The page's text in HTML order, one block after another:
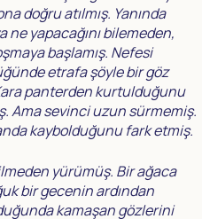
doğru atılmış. Yanında
ne yapacağını bilemeden,
başlamış. Nefesi
etrafa şöyle bir göz
panterden kurtulduğunu
Ama sevinci uzun sürmemiş.
kaybolduğunu fark etmiş.
yürümüş. Bir ağaca
bir gecenin ardından
kamaşan gözlerini